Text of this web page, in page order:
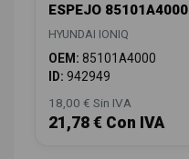
ESPEJO 85101A4000
HYUNDAI IONIQ
OEM: 85101A4000
ID: 942949
18,00 € Sin IVA
21,78 € Con IVA